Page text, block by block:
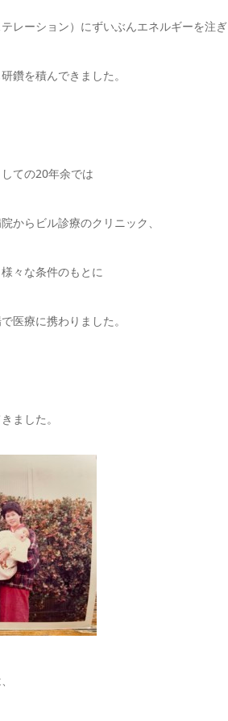
レーション）にずいぶんエネルギーを注ぎ
鑽を積んできました。
ての20年余では
からビル診療のクリニック、
々な条件のもとに
医療に携わりました。
ました。